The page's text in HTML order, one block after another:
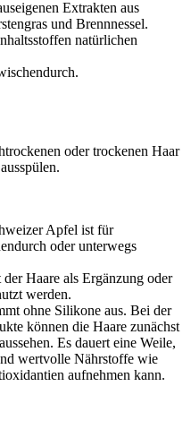
Extrakten aus
und Brennnessel.
natürlichen
oder trockenen Haar
Apfel ist für
oder unterwegs
Haare als Ergänzung oder
werden.
ohne Silikone aus. Bei der
können die Haare zunächst
Es dauert eine Weile,
wertvolle Nährstoffe wie
aufnehmen kann.